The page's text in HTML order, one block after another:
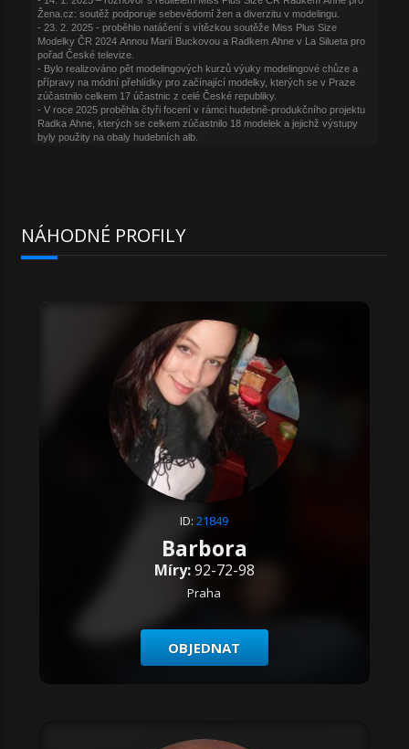
NÁHODNÉ PROFILY
ID:21849
Barbora
Míry:92-72-98
Praha
OBJEDNAT